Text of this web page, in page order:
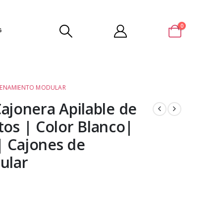
0
MODULAR
Apilable de
| Color Blanco|
Cajones de